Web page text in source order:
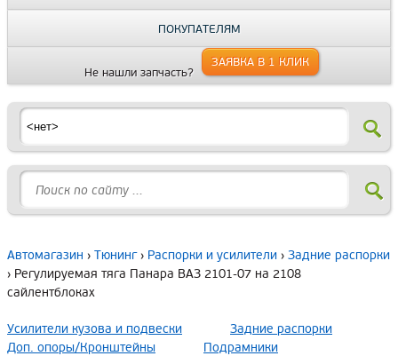
ПОКУПАТЕЛЯМ
Не нашли запчасть?
ЗАЯВКА В 1 КЛИК
Автомагазин › Тюнинг› Распорки и усилители › Задние распорки
› Регулируемая тяга Панара ВАЗ 2101-07 на 2108
сайлентблоках
Усилители кузова и подвески
Задние распорки
Доп. опоры/Кронштейны
Подрамники